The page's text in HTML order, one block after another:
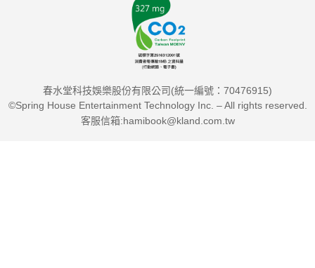
春水堂科技娛樂股份有限公司(統一編號：70476915)
©Spring House Entertainment Technology Inc. – All rights reserved.
客服信箱:hamibook@kland.com.tw